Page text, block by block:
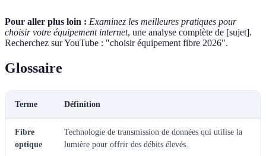
Pour aller plus loin : Examinez les meilleures pratiques pour
choisir votre équipement internet, une analyse complète de [sujet].
Recherchez sur YouTube : "choisir équipement fibre 2026".
Glossaire
Terme Définition
Fibre
optique
Technologie de transmission de données qui utilise la
lumière pour offrir des débits élevés.